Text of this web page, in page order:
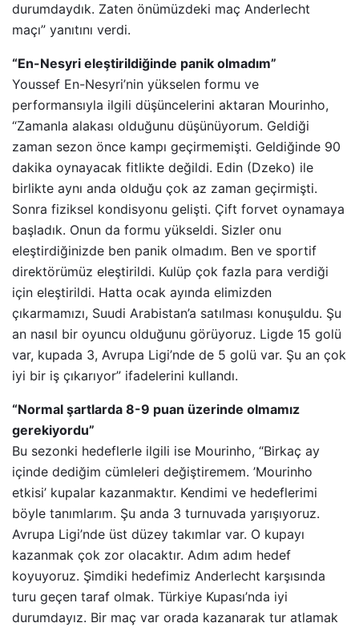
durumdaydık. Zaten önümüzdeki maç Anderlecht
maçı” yanıtını verdi.
“En-Nesyri eleştirildiğinde panik olmadım”
Youssef En-Nesyri’nin yükselen formu ve
performansıyla ilgili düşüncelerini aktaran Mourinho,
“Zamanla alakası olduğunu düşünüyorum. Geldiği
zaman sezon önce kampı geçirmemişti. Geldiğinde 90
dakika oynayacak fitlikte değildi. Edin (Dzeko) ile
birlikte aynı anda olduğu çok az zaman geçirmişti.
Sonra fiziksel kondisyonu gelişti. Çift forvet oynamaya
başladık. Onun da formu yükseldi. Sizler onu
eleştirdiğinizde ben panik olmadım. Ben ve sportif
direktörümüz eleştirildi. Kulüp çok fazla para verdiği
için eleştirildi. Hatta ocak ayında elimizden
çıkarmamızı, Suudi Arabistan’a satılması konuşuldu. Şu
an nasıl bir oyuncu olduğunu görüyoruz. Ligde 15 golü
var, kupada 3, Avrupa Ligi’nde de 5 golü var. Şu an çok
iyi bir iş çıkarıyor” ifadelerini kullandı.
“Normal şartlarda 8-9 puan üzerinde olmamız
gerekiyordu”
Bu sezonki hedeflerle ilgili ise Mourinho, “Birkaç ay
içinde dediğim cümleleri değiştiremem. ’Mourinho
etkisi’ kupalar kazanmaktır. Kendimi ve hedeflerimi
böyle tanımlarım. Şu anda 3 turnuvada yarışıyoruz.
Avrupa Ligi’nde üst düzey takımlar var. O kupayı
kazanmak çok zor olacaktır. Adım adım hedef
koyuyoruz. Şimdiki hedefimiz Anderlecht karşısında
turu geçen taraf olmak. Türkiye Kupası’nda iyi
durumdayız. Bir maç var orada kazanarak tur atlamak